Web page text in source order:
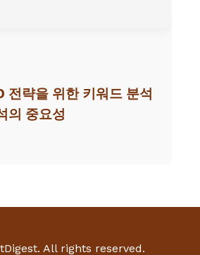
전략을 위한 키워드 분석
의 중요성
All rights reserved.